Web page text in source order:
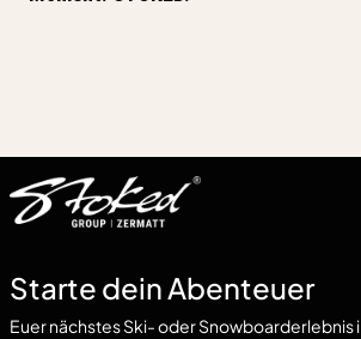
Starte dein Abenteuer
Euer nächstes Ski- oder Snowboarderlebnis